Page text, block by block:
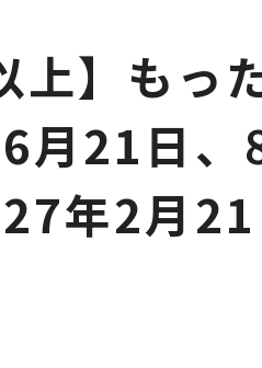
上】もっ
6月21日
年2月21